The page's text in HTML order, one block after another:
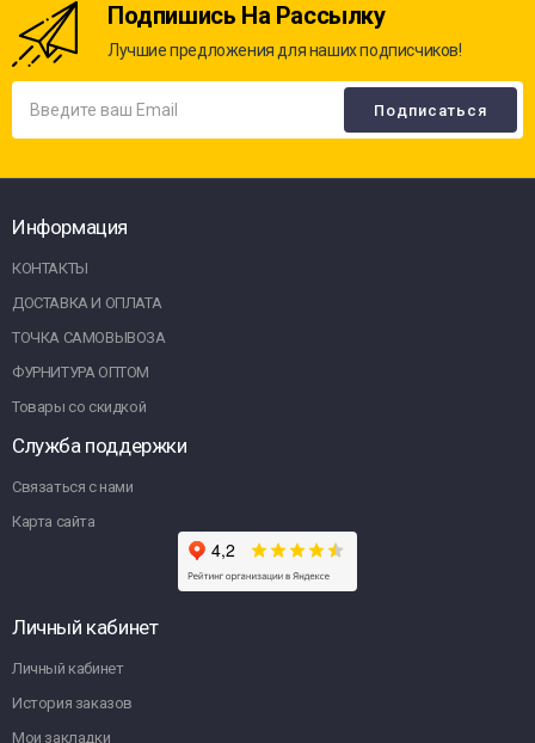
Подпишись На Рассылку
Лучшие предложения для наших подписчиков!
Информация
КОНТАКТЫ
ДОСТАВКА И ОПЛАТА
ТОЧКА САМОВЫВОЗА
ФУРНИТУРА ОПТОМ
Товары со скидкой
Служба поддержки
Связаться с нами
Карта сайта
Личный кабинет
Личный кабинет
История заказов
Мои закладки